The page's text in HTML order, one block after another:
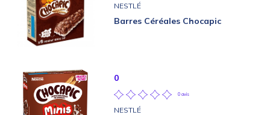
NESTLÉ
Barres Céréales Chocapic
0
0 avis
NESTLÉ